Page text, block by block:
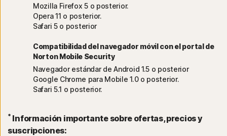
Mozilla Firefox 5 o posterior.
Opera 11 o posterior.
Safari 5 o posterior
Compatibilidad del navegador móvil con el portal de
Norton Mobile Security
Navegador estándar de Android 1.5 o posterior
Google Chrome para Mobile 1.0 o posterior.
Safari 5.1 o posterior.
* Información importante sobre ofertas, precios y
suscripciones: